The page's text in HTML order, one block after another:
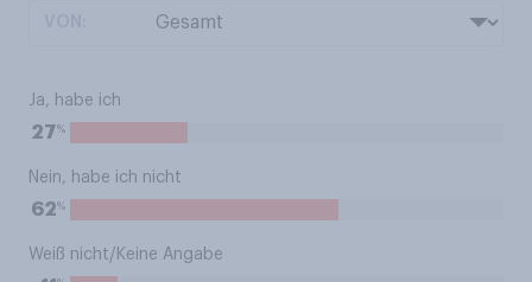
Ja, habe ich
27%
Nein, habe ich nicht
62%
Weiß nicht/Keine Angabe